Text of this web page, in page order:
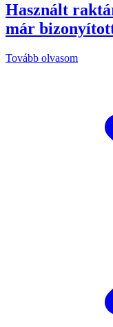
Használt
már
Tovább olvasom